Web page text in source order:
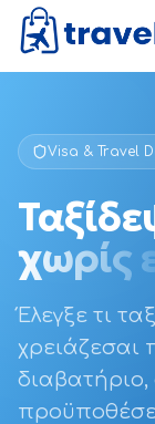
Skip to main
Visa & Travel
χωρίς
Έλεγξε τι
χρειάζεσαι
διαβατήριο,